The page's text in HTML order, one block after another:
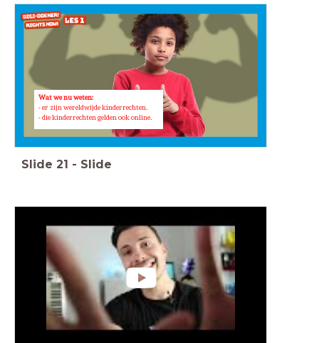
Wat we nu weten:
- er zijn wereldwijde kinderrechten.
- die kinderrechten gelden ook online.
Slide 21 - Slide